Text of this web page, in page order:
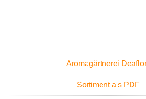
Aromagärtnerei
Sortiment als PDF